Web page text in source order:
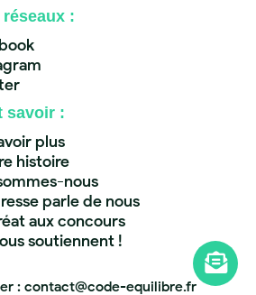
:
savoir :
plus
histoire
nous
parle de nous
aux concours
soutiennent !
: contact@code-equilibre.fr